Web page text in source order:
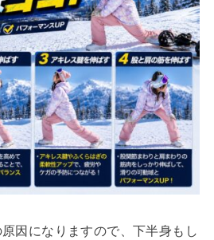
因になりますので、下半身もし